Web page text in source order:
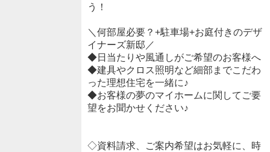
う！
＼何部屋必要？+駐車場+お庭付きのデザ
イナーズ新邸／
◆日当たりや風通しがご希望のお客様へ
◆建具やクロス照明など細部までこだわ
った理想住宅を一緒に♪
◆お客様の夢のマイホームに関してご要
望をお聞かせください♪
◇資料請求、ご案内希望はお気軽に、時